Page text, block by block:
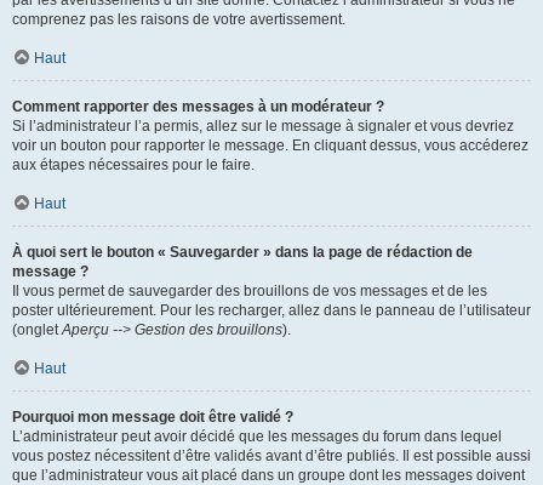
comprenez pas les raisons de votre avertissement.
Haut
Comment rapporter des messages à un modérateur ?
Si l’administrateur l’a permis, allez sur le message à signaler et vous devriez
voir un bouton pour rapporter le message. En cliquant dessus, vous accéderez
aux étapes nécessaires pour le faire.
Haut
À quoi sert le bouton « Sauvegarder » dans la page de rédaction de
message ?
Il vous permet de sauvegarder des brouillons de vos messages et de les
poster ultérieurement. Pour les recharger, allez dans le panneau de l’utilisateur
(ongletAperçu --> Gestion des brouillons).
Haut
Pourquoi mon message doit être validé ?
L’administrateur peut avoir décidé que les messages du forum dans lequel
vous postez nécessitent d’être validés avant d’être publiés. Il est possible aussi
que l’administrateur vous ait placé dans un groupe dont les messages doivent